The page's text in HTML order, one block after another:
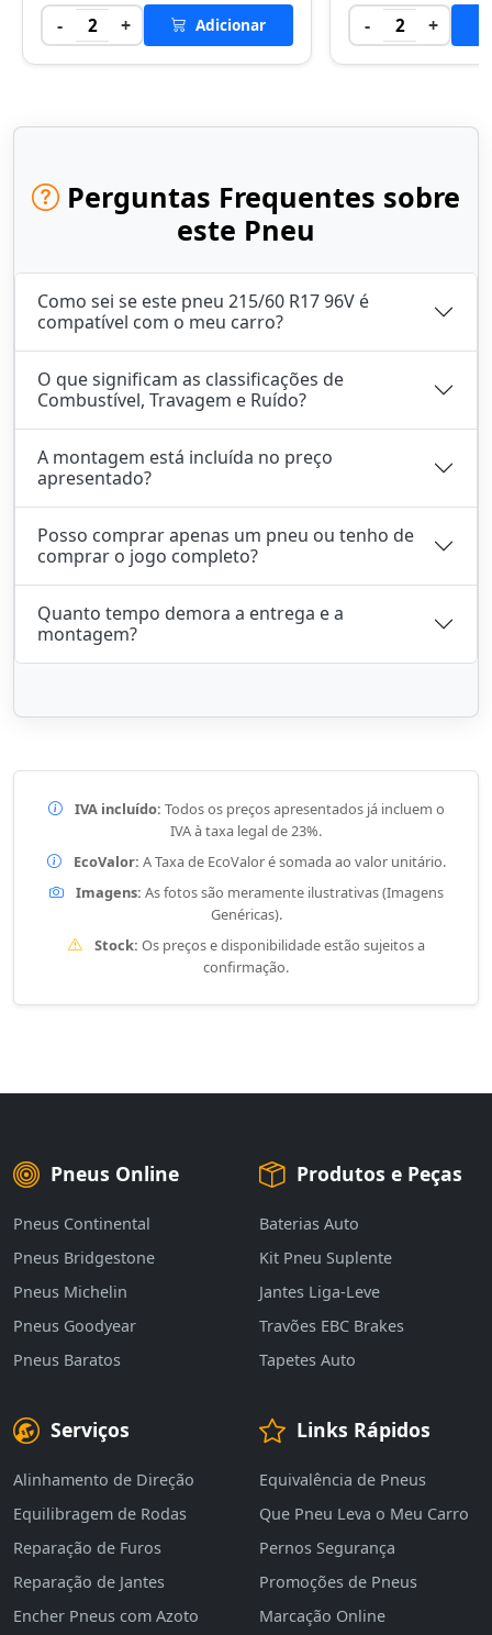
- 2 + Adicionar - 2 +
Perguntas Frequentes sobre
este Pneu
Como sei se este pneu 215/60 R17 96V é
compatível com o meu carro?
O que significam as classificações de
Combustível, Travagem e Ruído?
A montagem está incluída no preço
apresentado?
Posso comprar apenas um pneu ou tenho de
comprar o jogo completo?
Quanto tempo demora a entrega e a
montagem?
IVA incluído: Todos os preços apresentados já incluem o
IVA à taxa legal de 23%.
EcoValor: A Taxa de EcoValor é somada ao valor unitário.
Imagens: As fotos são meramente ilustrativas (Imagens
Genéricas).
Stock: Os preços e disponibilidade estão sujeitos a
confirmação.
Pneus Online
Pneus Continental
Pneus Bridgestone
Pneus Michelin
Pneus Goodyear
Pneus Baratos
Produtos e Peças
Baterias Auto
Kit Pneu Suplente
Jantes Liga-Leve
Travões EBC Brakes
Tapetes Auto
Serviços
Alinhamento de Direção
Equilibragem de Rodas
Reparação de Furos
Reparação de Jantes
Encher Pneus com Azoto
Links Rápidos
Equivalência de Pneus
Que Pneu Leva o Meu Carro
Pernos Segurança
Promoções de Pneus
Marcação Online